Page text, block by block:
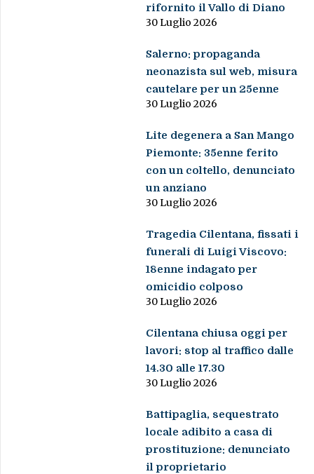
rifornito il Vallo di Diano
30 Luglio 2026
Salerno: propaganda
neonazista sul web, misura
cautelare per un 25enne
30 Luglio 2026
Lite degenera a San Mango
Piemonte: 35enne ferito
con un coltello, denunciato
un anziano
30 Luglio 2026
Tragedia Cilentana, fissati i
funerali di Luigi Viscovo:
18enne indagato per
omicidio colposo
30 Luglio 2026
Cilentana chiusa oggi per
lavori: stop al traffico dalle
14.30 alle 17.30
30 Luglio 2026
Battipaglia, sequestrato
locale adibito a casa di
prostituzione: denunciato
il proprietario